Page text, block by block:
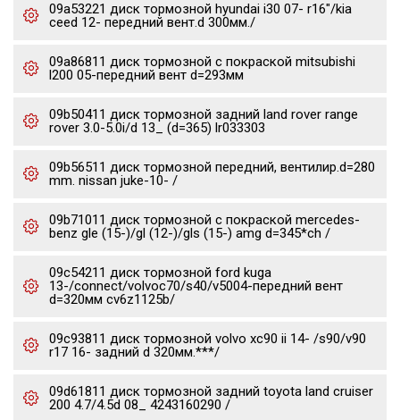
09a53221 диск тормозной hyundai i30 07- r16"/kia
ceed 12- передний вент.d 300мм./
09a86811 диск тормозной с покраской mitsubishi
l200 05-передний вент d=293мм
09b50411 диск тормозной задний land rover range
rover 3.0-5.0i/d 13_ (d=365) lr033303
09b56511 диск тормозной передний, вентилир.d=280
mm. nissan juke-10- /
09b71011 диск тормозной с покраской mercedes-
benz gle (15-)/gl (12-)/gls (15-) amg d=345*ch /
09c54211 диск тормозной ford kuga
13-/connect/volvoc70/s40/v5004-передний вент
d=320мм cv6z1125b/
09c93811 диск тормозной volvo xc90 ii 14- /s90/v90
r17 16- задний d 320мм.***/
09d61811 диск тормозной задний toyota land cruiser
200 4.7/4.5d 08_ 4243160290 /